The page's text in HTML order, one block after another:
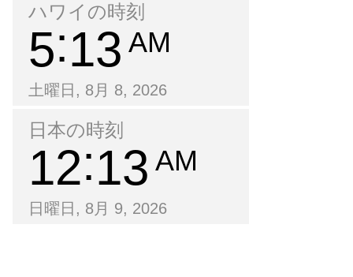
ハワイの時刻
5 13 AM
土曜日, 8月 8, 2026
日本の時刻
12 13 AM
日曜日, 8月 9, 2026